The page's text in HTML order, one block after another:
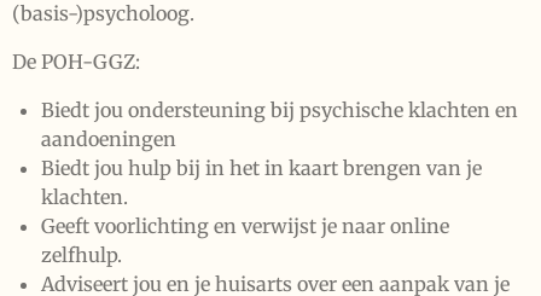
(basis-)psycholoog.
De POH-GGZ:
Biedt jou ondersteuning bij psychische klachten en
aandoeningen
Biedt jou hulp bij in het in kaart brengen van je
klachten.
Geeft voorlichting en verwijst je naar online
zelfhulp.
Adviseert jou en je huisarts over een aanpak van je